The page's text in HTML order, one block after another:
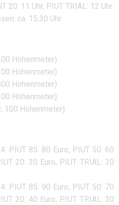
20: 11 Uhr, PIUT TRIAL: 12 Uhr
ca. 15.30 Uhr
Höhenmeter)
Höhenmeter)
Höhenmeter)
Höhenmeter)
100 Höhenmeter)
PIUT 85: 80 Euro, PIUT 50: 60
20: 30 Euro, PIUT TRIAL: 30
PIUT 85: 90 Euro, PIUT 50: 70
20: 40 Euro, PIUT TRIAL: 30